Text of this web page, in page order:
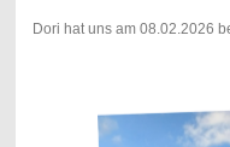
Dori hat uns am 08.02.2026